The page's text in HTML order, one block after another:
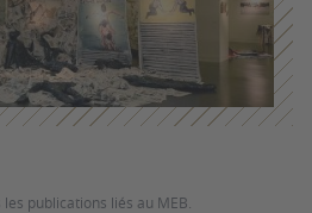
publications liés au MEB.